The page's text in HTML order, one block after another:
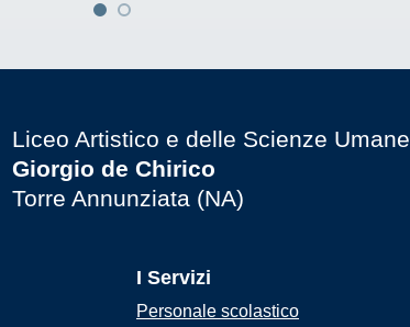
Liceo Artistico e delle Scienze Umane
Giorgio de Chirico
Torre Annunziata (NA)
I Servizi
Personale scolastico